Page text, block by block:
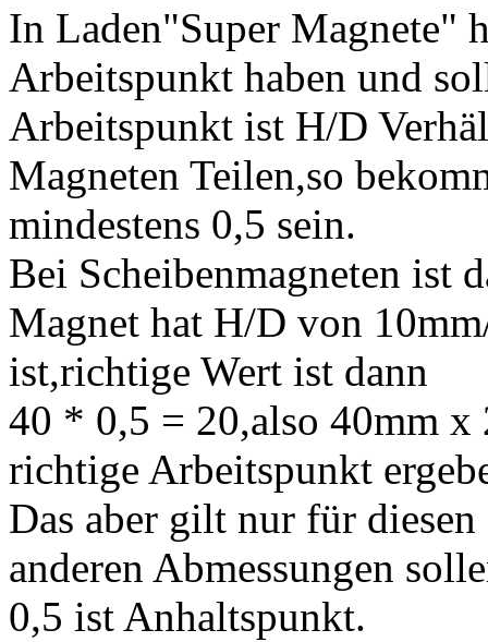
In Laden"Super Magnete"
Arbeitspunkt haben und
Arbeitspunkt ist H/D
Magneten Teilen,so
mindestens 0,5 sein.
Bei Scheibenmagneten ist
Magnet hat H/D von
ist,richtige Wert ist dann
40 * 0,5 = 20,also 40mm x
richtige Arbeitspunkt
Das aber gilt nur für
anderen Abmessungen
0,5 ist Anhaltspunkt.